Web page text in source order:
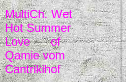
MultiCh. Wet
Hot Summer
Love of
Qamie vom
Cantrikihof